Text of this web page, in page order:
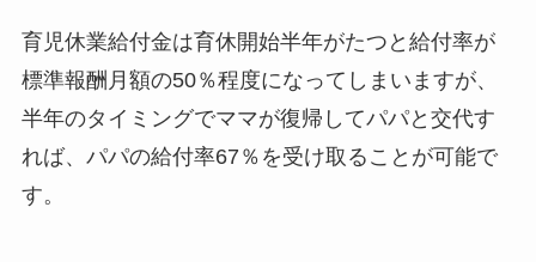
育児休業給付金は育休開始半年がたつと給付率が
標準報酬月額の50％程度になってしまいますが、
半年のタイミングでママが復帰してパパと交代す
れば、パパの給付率67％を受け取ることが可能で
す。